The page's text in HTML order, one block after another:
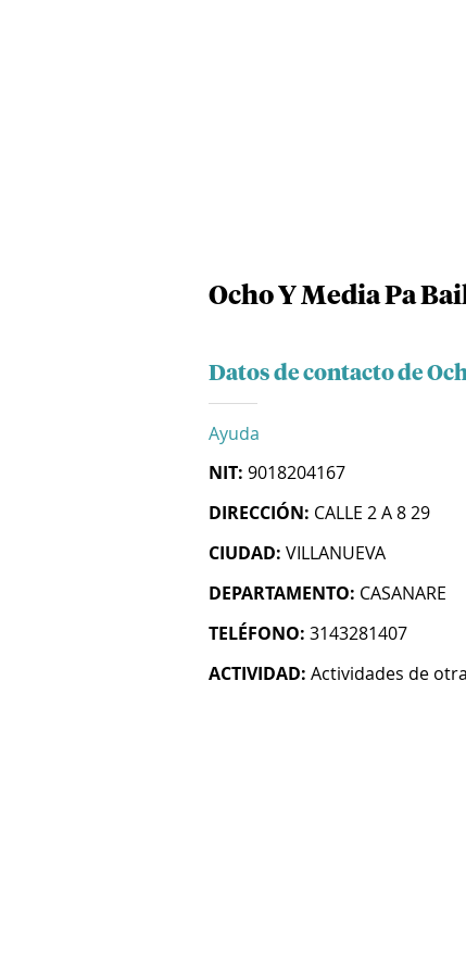
Ocho Y Media Pa
Datos de contacto de
Ayuda
NIT: 9018204167
DIRECCIÓN: CALLE 2 A 8 29
CIUDAD: VILLANUEVA
DEPARTAMENTO: CASANARE
TELÉFONO: 3143281407
ACTIVIDAD: Actividades de